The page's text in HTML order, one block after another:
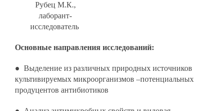
Рубец М.К.,
лаборант-
исследователь
Основные направления исследований:
● Выделение из различных природных источников
культивируемых микроорганизмов –потенциальных
продуцентов антибиотиков